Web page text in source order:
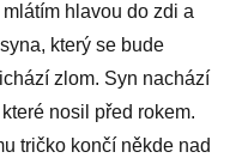
hlavou do zdi a
který se bude
zlom. Syn nachází
nosil před rokem.
tričko končí někde nad